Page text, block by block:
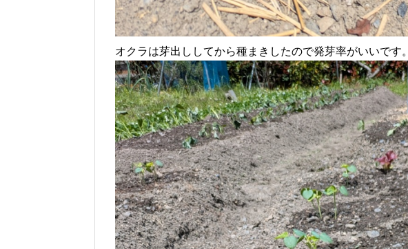
オクラは芽出ししてから種まきしたので発芽率がいいです。